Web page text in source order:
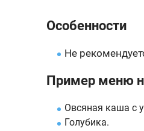
Особенности
Не
Пример меню
Овсяная каша с
Голубика.